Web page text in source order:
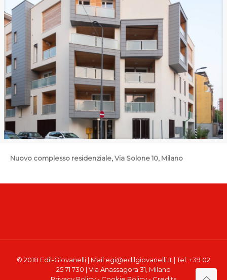
Nuovo complesso residenziale, Via Solone 10, Milano
© 2018 Edil-Giovanelli | Mail egi@edilgiovanelli.it | Tel. +39 02
25 71 730 | Via Anassagora 31, Milano